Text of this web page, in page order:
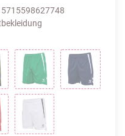
5715598627748
GREEN GECKO
JELLY BEAN